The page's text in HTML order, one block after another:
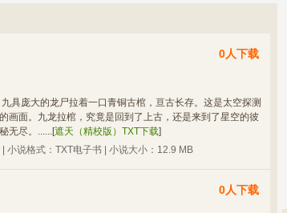
0人下载
具庞大的龙尸拉着一口青铜古棺，亘古长存。这是太空探测
画面。九龙拉棺，究竟是回到了上古，还是来到了星空的彼
无尽。...... [遮天（精校版）TXT下载]
小说格式：TXT电子书 | 小说大小：12.9 MB
0人下载